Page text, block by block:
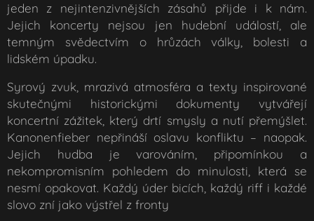
jeden z nejintenzivnějších zásahů přijde i k nám.
Jejich koncerty nejsou jen hudební událostí, ale
temným svědectvím o hrůzách války, bolesti a
lidském úpadku.
Syrový zvuk, mrazivá atmosféra a texty inspirované
skutečnými historickými dokumenty vytvářejí
koncertní zážitek, který drtí smysly a nutí přemýšlet.
Kanonenfieber nepřináší oslavu konfliktu – naopak.
Jejich hudba je varováním, připomínkou a
nekompromisním pohledem do minulosti, která se
nesmí opakovat. Každý úder bicích, každý riff i každé
slovo zní jako výstřel z fronty